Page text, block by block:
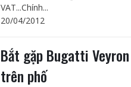
VAT...Chính...
20/04/2012
Bắt gặp Bugatti
trên phố